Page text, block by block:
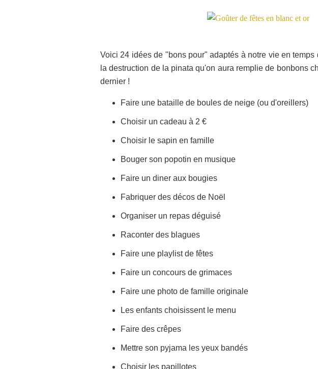
Voici 24 idées de "bons pour" adaptés à notre vie en
la destruction de la pinata qu'on aura remplie de bonbons
dernier !
Faire une bataille de boules de neige (ou d'oreillers)
Choisir un cadeau à 2 €
Choisir le sapin en famille
Bouger son popotin en musique
Faire un diner aux bougies
Fabriquer des décos de Noël
Organiser un repas déguisé
Raconter des blagues
Faire une playlist de fêtes
Faire un concours de grimaces
Faire une photo de famille originale
Les enfants choisissent le menu
Faire des crêpes
Mettre son pyjama les yeux bandés
Choisir les papillotes